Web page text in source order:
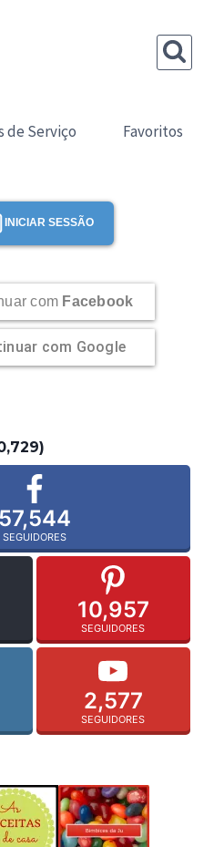
de Serviço Favoritos
INICIAR SESSÃO
com Facebook
com Google
57,544
SEGUIDORES
10,957
SEGUIDORES
2,577
SEGUIDORES